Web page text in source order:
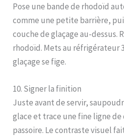
Pose une bande de rhodoïd
comme une petite barrière,
couche de glaçage au-dessus.
rhodoïd. Mets au réfrigérateur
glaçage se fige.
10. Signer la finition
Juste avant de servir,
glace et trace une fine ligne
passoire. Le contraste visuel